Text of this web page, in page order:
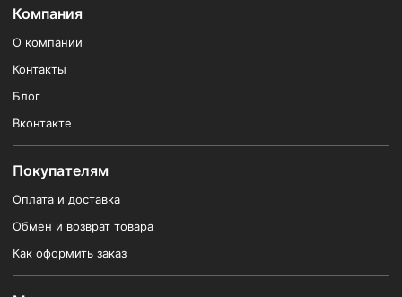
Компания
О компании
Контакты
Блог
Вконтакте
Покупателям
Оплата и доставка
Обмен и возврат товара
Как оформить заказ